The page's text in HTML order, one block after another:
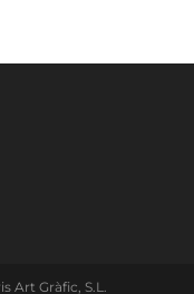
Art Gràfic, S.L.